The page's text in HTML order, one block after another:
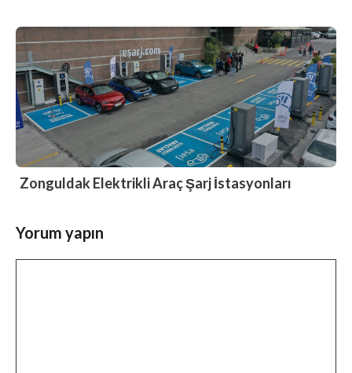
Zonguldak Elektrikli Araç Şarj İstasyonları
Yorum yapın